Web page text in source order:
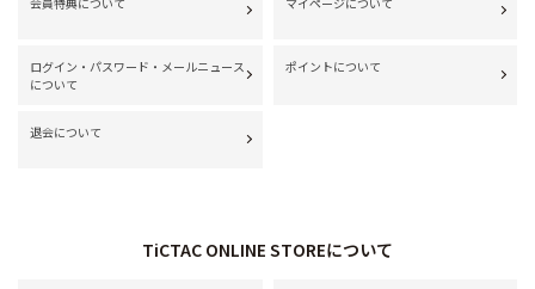
ログイン・パスワード・メールニュース
について
ポイントについて
退会について
TiCTAC ONLINE STOREについて